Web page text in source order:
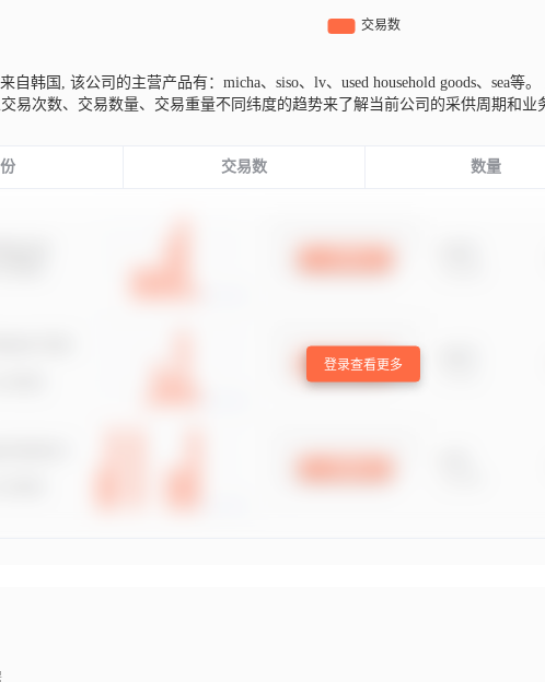
来自韩国, 该公司的主营产品有：micha、siso、lv、used household goods、sea等。
易次数、交易数量、交易重量不同纬度的趋势来了解当前公司的采供周期和业
交易数 数量
登录查看更多